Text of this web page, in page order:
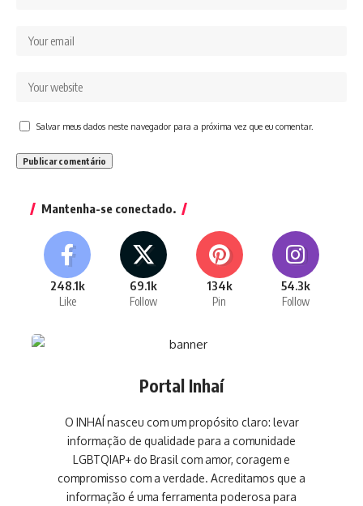
Salvar meus dados neste navegador para a próxima vez que eu comentar.
Mantenha-se conectado.
248.1k
Like
69.1k
Follow
134k
Pin
54.3k
Follow
Portal Inhaí
O INHAÍ nasceu com um propósito claro: levar
informação de qualidade para a comunidade
LGBTQIAP+ do Brasil com amor, coragem e
compromisso com a verdade. Acreditamos que a
informação é uma ferramenta poderosa para